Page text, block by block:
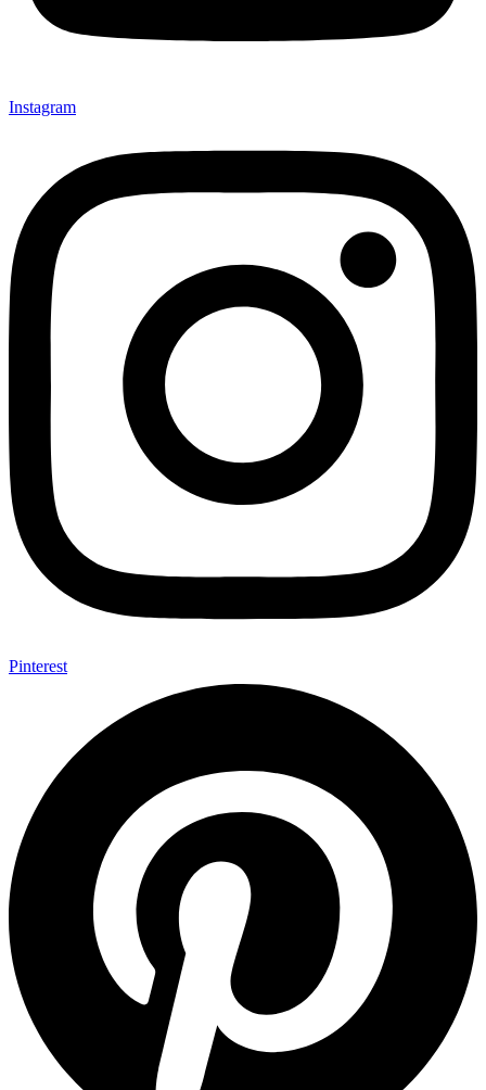
Instagram
Pinterest